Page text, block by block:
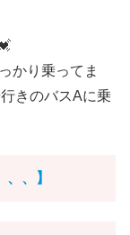
かり乗ってま
きのバスAに乗
、】